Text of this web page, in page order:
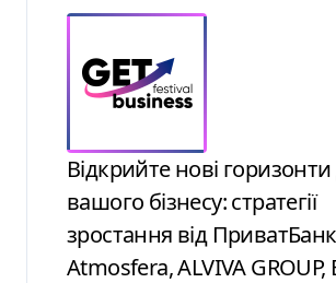
Відкрийте нові горизонти для
вашого бізнесу: стратегії
зростання від
Atmosfera, ALVIVA GROUP,